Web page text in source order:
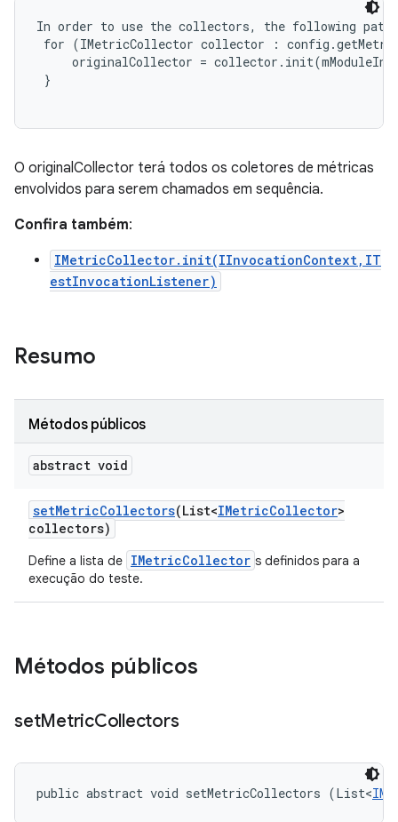
In order to use the collectors, the following
for (IMetricCollector collector :
originalCollector =
}
O originalCollector terá todos os coletores de métricas
envolvidos para serem chamados em sequência.
Confira também:
IMetricCollector.init(IInvocationContext,IT
estInvocationListener)
Resumo
Métodos públicos
abstract void
setMetricCollectors(List<IMetricCollector>
collectors)
Define a lista de IMetricCollector s definidos para a
execução do teste.
Métodos públicos
setMetricCollectors
public abstract void setMetricCollectors (List<